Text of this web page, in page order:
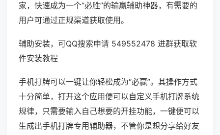
家，快速成为一个“必胜”的输赢辅助神器，有需要的
用户可通过正规渠道获取使用。
辅助安装，可QQ搜索申请 549552478 进群获取软
件安装教程
手机打牌可以一键让你轻松成为“必赢”。其操作方式
十分简单，打开这个应用便可以自定义手机打牌系统
规律，只需要输入自己想要的开挂功能，一键便可以
生成出手机打牌专用辅助器，不管你是想分享给好友